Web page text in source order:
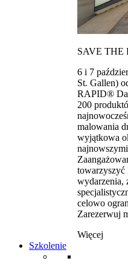
SAVE THE
6 i 7
St. Gallen)
RAPID®
200
malowania
wyjątkowa
towarzyszyć
wydarzenia,
celowo
Zarezerwuj
Więcej
Szkolenie